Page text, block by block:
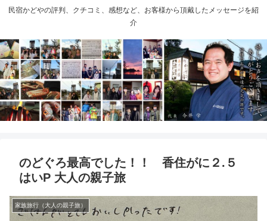
民宿かどやの評判、クチコミ、感想など、お客様から頂戴したメッセージを紹
介
のどぐろ最高でした！！ 香住がに２.５
はいP 大人の親子旅
家族旅行（大人の親子旅）